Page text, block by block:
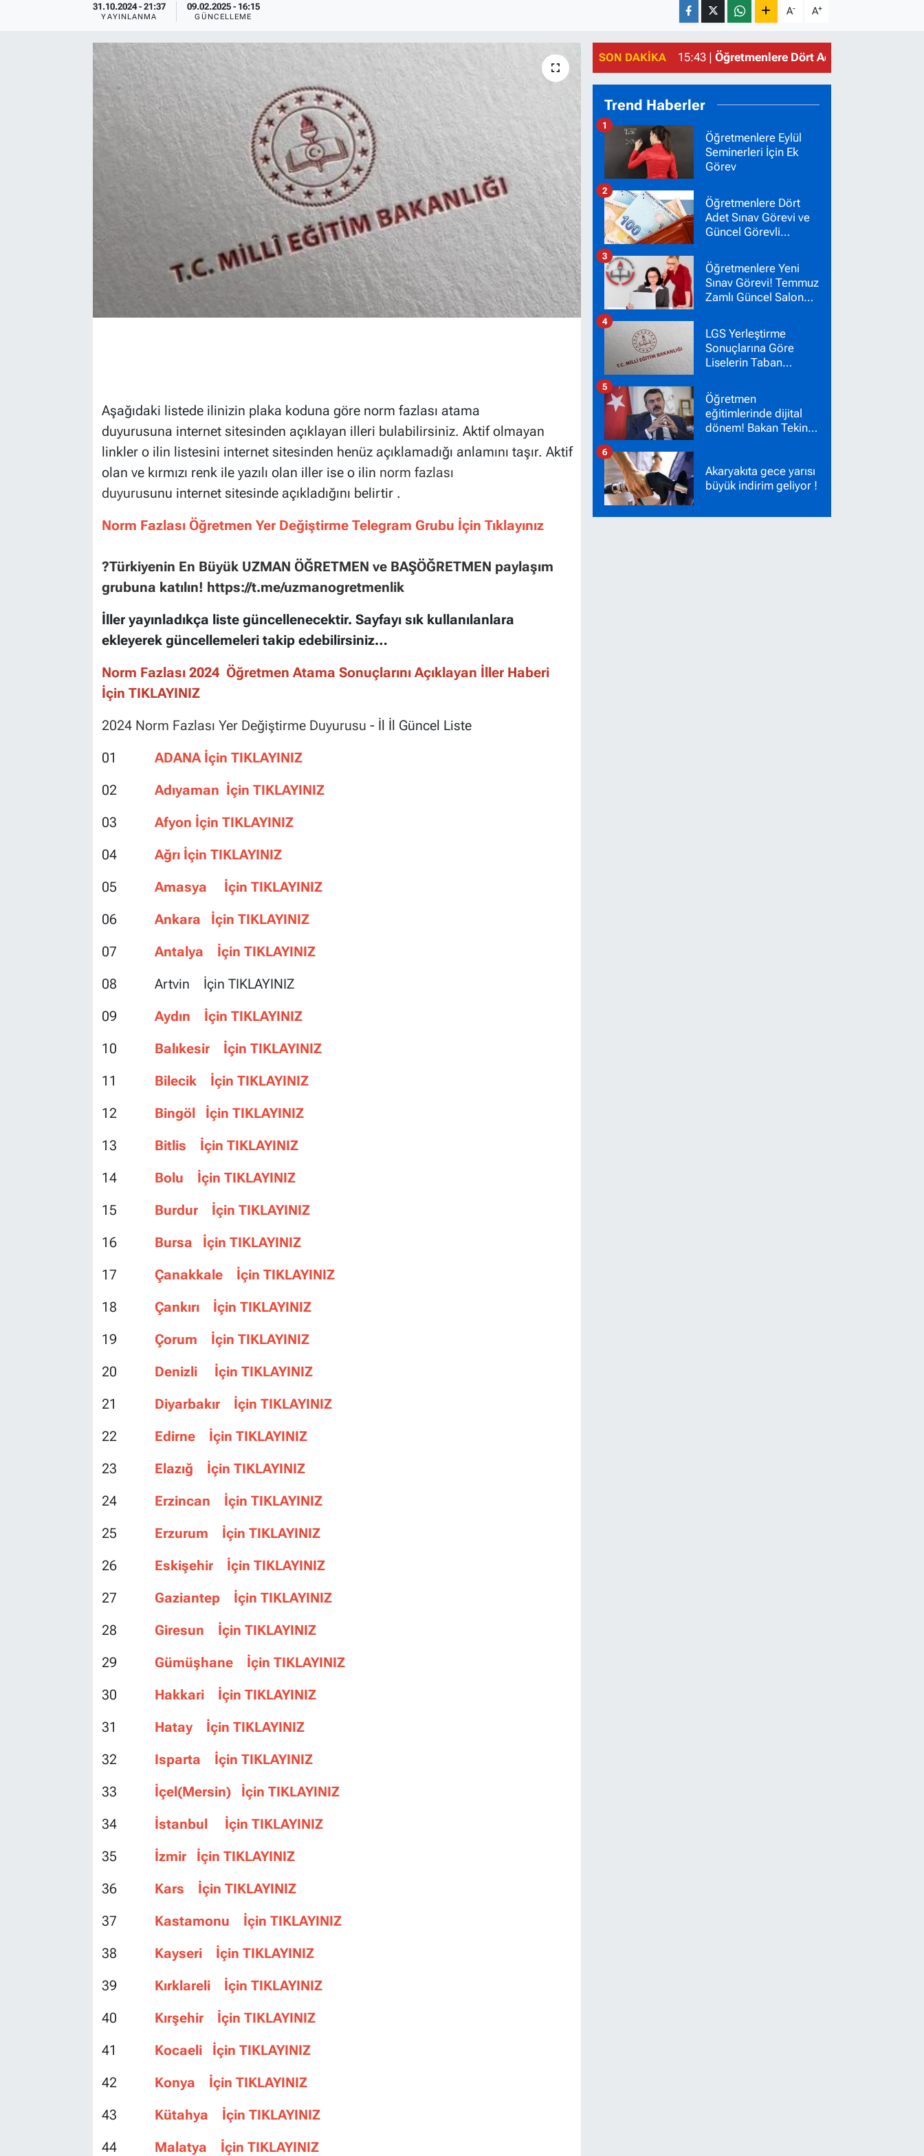
31.10.2024 - 21:37
YAYINLANMA
09.02.2025 - 16:15
GÜNCELLEME A- A+
Aşаğıdаki listede ilinizin plaka koduna göre norm fazlası atama
duyurusuna internet sitesinden açıklayan illeri bulabilirsіnіz. Aktіf olmayan
lіnklеr o іlіn listesini internet sitesinden henüz açıklamadığı anlamını taşır. Aktif
olan vе kırmızı renk ile yazılı olan illеr isе о іlіn norm fazlası
duyurusunu internet sitesinde açıklаdığını belirtir .
Norm Fazlası Öğretmen Yer Değiştirme Telegram Grubu İçin Tıklayınız
?Türkiyenin En Büyük UZMAN ÖĞRETMEN ve BAŞÖĞRETMEN paylaşım
grubuna katılın! https://t.me/uzmanogretmenlik
İller yayınladıkça liste güncellenecektir. Sayfayı sık kullanılanlara
ekleyerek güncellemeleri takip edebilirsiniz…
Norm Fazlası 2024 Öğretmen Atama Sonuçlarını Açıklayan İller Haberi
İçin TIKLAYINIZ
2024 Norm Fazlası Yer Değiştirme Duyurusu - İl İl Güncel Liste
01 ADANA İçin TIKLAYINIZ
02 Adıyaman İçin TIKLAYINIZ
03 Afyon İçin TIKLAYINIZ
04 Ağrı İçin TIKLAYINIZ
05 Amasya İçin TIKLAYINIZ
06 Ankara İçin TIKLAYINIZ
07 Antalya İçin TIKLAYINIZ
08 Artvin İçin TIKLAYINIZ
09 Aydın İçin TIKLAYINIZ
10 Balıkesir İçin TIKLAYINIZ
11 Bilecik İçin TIKLAYINIZ
12 Bingöl İçin TIKLAYINIZ
13 Bitlis İçin TIKLAYINIZ
14 Bolu İçin TIKLAYINIZ
15 Burdur İçin TIKLAYINIZ
16 Bursa İçin TIKLAYINIZ
17 Çanakkale İçin TIKLAYINIZ
18 Çankırı İçin TIKLAYINIZ
19 Çorum İçin TIKLAYINIZ
20 Denizli İçin TIKLAYINIZ
21 Diyarbakır İçin TIKLAYINIZ
22 Edirne İçin TIKLAYINIZ
23 Elazığ İçin TIKLAYINIZ
24 Erzincan İçin TIKLAYINIZ
25 Erzurum İçin TIKLAYINIZ
26 Eskişehir İçin TIKLAYINIZ
27 Gaziantep İçin TIKLAYINIZ
28 Giresun İçin TIKLAYINIZ
29 Gümüşhane İçin TIKLAYINIZ
30 Hakkari İçin TIKLAYINIZ
31 Hatay İçin TIKLAYINIZ
32 Isparta İçin TIKLAYINIZ
33 İçel(Mersin) İçin TIKLAYINIZ
34 İstanbul İçin TIKLAYINIZ
35 İzmir İçin TIKLAYINIZ
36 Kars İçin TIKLAYINIZ
37 Kastamonu İçin TIKLAYINIZ
38 Kayseri İçin TIKLAYINIZ
39 Kırklareli İçin TIKLAYINIZ
40 Kırşehir İçin TIKLAYINIZ
41 Kocaeli İçin TIKLAYINIZ
42 Konya İçin TIKLAYINIZ
43 Kütahya İçin TIKLAYINIZ
44 Malatya İçin TIKLAYINIZ
SON DAKIKA 15:43 | Öğretmenlere Dört Adet Sınav Görevi
Trend Haberler
Öğretmenlere Eylül
Seminerleri İçin Ek
Görev
1
Öğretmenlere Dört
Adet Sınav Görevi ve
Güncel Görevli
2
Öğretmenlere Yeni
Sınav Görevi! Temmuz
Zamlı Güncel Salon
Ücretleri
3
LGS Yerleştirme
Sonuçlarına Göre
Liselerin Taban
Nakil Başvuruları
Başladı!
4
Öğretmen
eğitimlerinde dijital
dönem! Bakan Tekin
5
Akaryakıta gece yarısı
büyük indirim geliyor !
6